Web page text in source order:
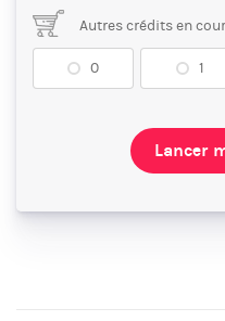
Autres crédits en
0 1
Lancer